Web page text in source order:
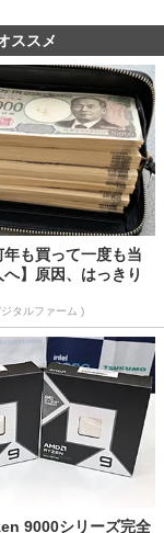
ススメ
年も買って一度も当
】原因、はっきり
タルファーム )
9000シリーズ完全